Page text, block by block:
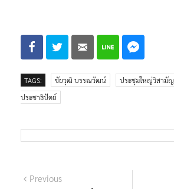
TAGS: ชัยวุฒิ บรรณวัฒน์ ประชุมใหญ่วิสามัญ
ประชาธิปัตย์
แนะแนว
PreviousPrevious